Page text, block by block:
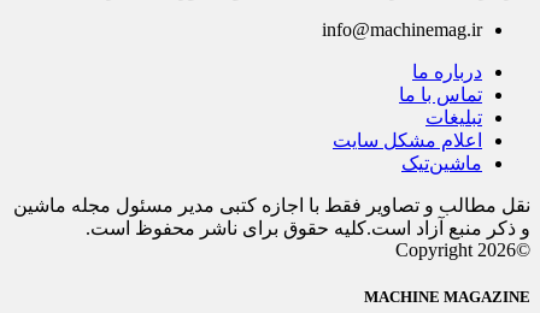
info@machinemag.ir
درباره ما
تماس با ما
تبلیغات
اعلام مشکل سایت
ماشین‌تیک
نقل مطالب و تصاویر فقط با اجازه کتبی مدیر مسئول مجله ماشین
و ذکر منبع آزاد است.کلیه حقوق برای ناشر محفوظ است.
©Copyright 2026
MACHINE MAGAZINE